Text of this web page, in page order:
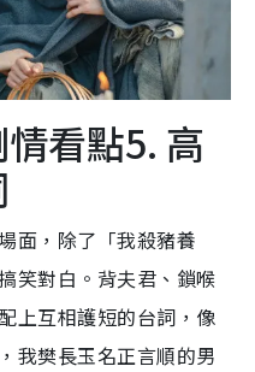
看點5. 高
面，除了「我殺豬養
笑對白。背夫君、鎖喉
上互相護短的台詞，像
我樊長玉名正言順的男